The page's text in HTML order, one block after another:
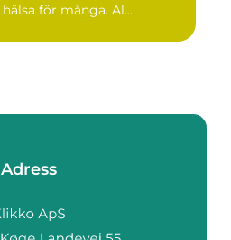
hälsa för många. Al...
Adress